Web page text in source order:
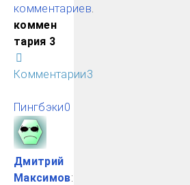
комментариев.
коммен
тария 3
Комментарии3
Пингбэки0
Дмитрий
Максимов: